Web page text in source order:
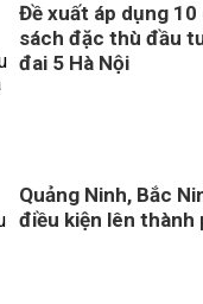
Đề xuất áp dụng
sách đặc thù đầu
đai 5 Hà Nội
Quảng Ninh, Bắc
điều kiện lên thành